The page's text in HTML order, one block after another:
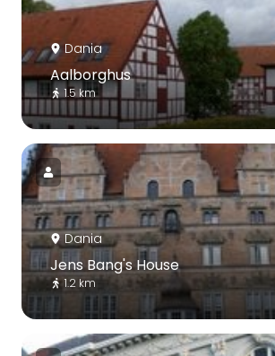
Dania
Aalborghus
1.5 km
Dania
Jens Bang's House
1.2 km